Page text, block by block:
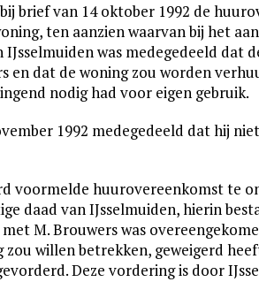
brief van 14 oktober 1992 de
ten aanzien waarvan bij het
was medegedeeld dat
en dat de woning zou worden
nodig had voor eigen gebruik.
1992 medegedeeld dat hij
voormelde huurovereenkomst te
daad van IJsselmuiden, hierin
M. Brouwers was
willen betrekken, geweigerd
Deze vordering is door